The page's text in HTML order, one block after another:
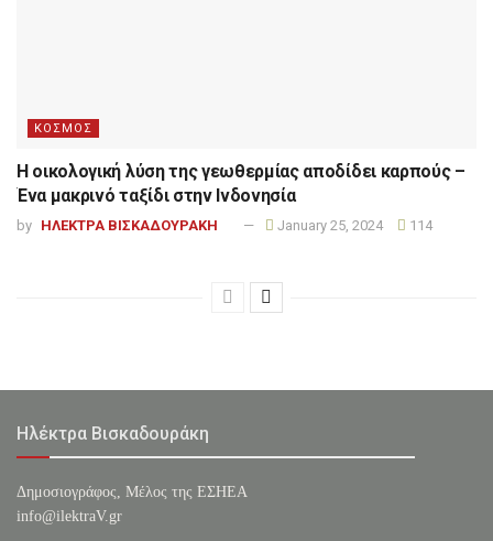
ΚΟΣΜΟΣ
Η οικολογική λύση της γεωθερμίας αποδίδει καρπούς –
Ένα μακρινό ταξίδι στην Ινδονησία
by ΗΛΕΚΤΡΑ ΒΙΣΚΑΔΟΥΡΑΚΗ January 25, 2024 114
Ηλέκτρα Βισκαδουράκη
Δημοσιογράφος, Μέλος της ΕΣHΕΑ
info@ilektraV.gr